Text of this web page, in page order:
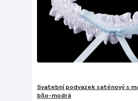
Svatební podvazek saténový s
bílo-modrá